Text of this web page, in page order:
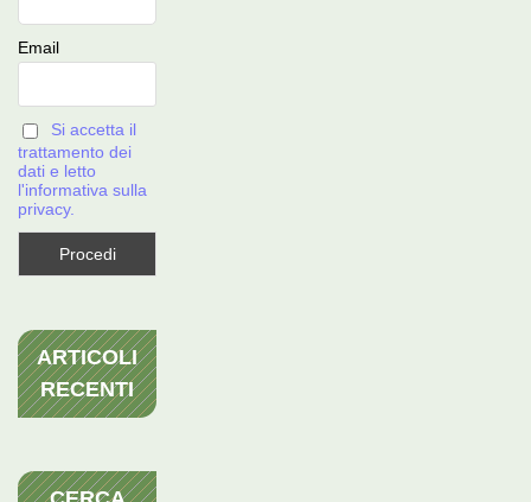
Email
Si accetta il
trattamento dei
dati e letto
l'informativa sulla
privacy.
ARTICOLI
RECENTI